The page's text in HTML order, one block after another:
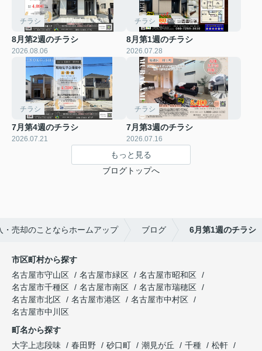
チラシ
8月第2週のチラシ
2026.08.06
チラシ
8月第1週のチラシ
2026.07.28
チラシ
7月第4週のチラシ
2026.07.21
チラシ
7月第3週のチラシ
2026.07.16
もっと見る
ブログトップへ
売却のことならホームアップ ブログ 6月第1週のチラシ
市区町村から探す
名古屋市守山区
名古屋市緑区
名古屋市昭和区
名古屋市千種区
名古屋市南区
名古屋市瑞穂区
名古屋市北区
名古屋市港区
名古屋市中村区
名古屋市中川区
町名から探す
大字上志段味
春田野 砂口町 潮見が丘 千種
松軒